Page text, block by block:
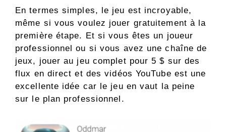
En termes simples, le jeu est incroyable,
même si vous voulez jouer gratuitement à la
première étape. Et si vous êtes un joueur
professionnel ou si vous avez une chaîne de
jeux, jouer au jeu complet pour 5 $ sur des
flux en direct et des vidéos YouTube est une
excellente idée car le jeu en vaut la peine
sur le plan professionnel.